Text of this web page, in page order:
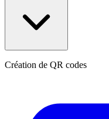
Création de QR codes